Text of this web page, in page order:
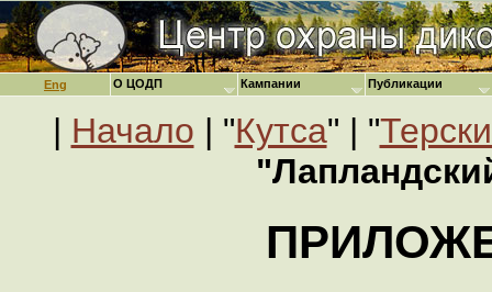
Eng
| Начало | "Кутса" | "
О ЦОДП Кампании Публикации